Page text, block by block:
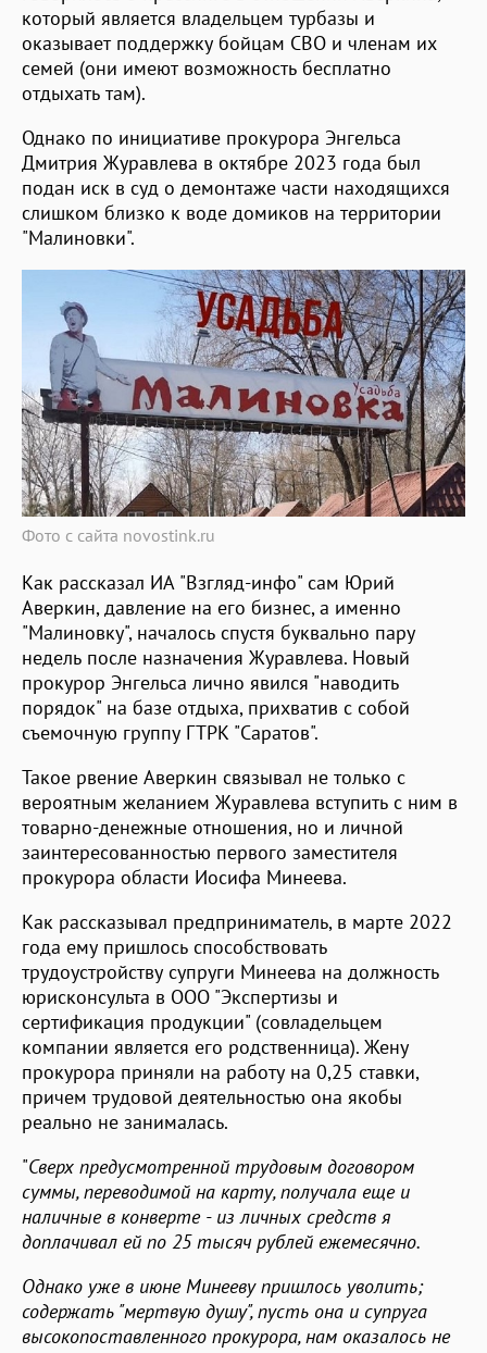
который является владельцем турбазы и
оказывает поддержку бойцам СВО и членам их
семей (они имеют возможность бесплатно
отдыхать там).
Однако по инициативе прокурора Энгельса
Дмитрия Журавлева в октябре 2023 года был
подан иск в суд о демонтаже части находящихся
слишком близко к воде домиков на территории
"Малиновки".
Фото с сайта novostink.ru
Как рассказал ИА "Взгляд-инфо" сам Юрий
Аверкин, давление на его бизнес, а именно
"Малиновку", началось спустя буквально пару
недель после назначения Журавлева. Новый
прокурор Энгельса лично явился "наводить
порядок" на базе отдыха, прихватив с собой
съемочную группу ГТРК "Саратов".
Такое рвение Аверкин связывал не только с
вероятным желанием Журавлева вступить с ним в
товарно-денежные отношения, но и личной
заинтересованностью первого заместителя
прокурора области Иосифа Минеева.
Как рассказывал предприниматель, в марте 2022
года ему пришлось способствовать
трудоустройству супруги Минеева на должность
юрисконсульта в ООО "Экспертизы и
сертификация продукции" (совладельцем
компании является его родственница). Жену
прокурора приняли на работу на 0,25 ставки,
причем трудовой деятельностью она якобы
реально не занималась.
"Сверх предусмотренной трудовым договором
суммы, переводимой на карту, получала еще и
наличные в конверте - из личных средств я
доплачивал ей по 25 тысяч рублей ежемесячно.
Однако уже в июне Минееву пришлось уволить;
содержать "мертвую душу", пусть она и супруга
высокопоставленного прокурора, нам оказалось не